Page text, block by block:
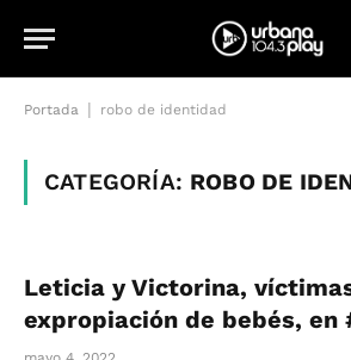
Portada robo de identidad
CATEGORÍA: ROBO DE
Leticia y Victorina,
expropiación de bebés, en